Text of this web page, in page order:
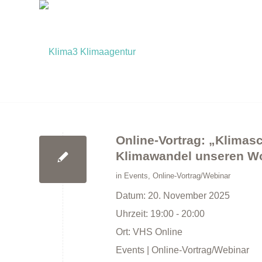
Online-Vortrag:
Klimawandel unseren
in Events, Online-Vortrag/Webinar
Datum: 20. November 2025
Uhrzeit: 19:00 - 20:00
Ort: VHS Online
Events | Online-Vortrag/Webinar